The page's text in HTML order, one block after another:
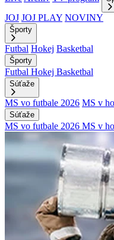
JOJ JOJ PLAY NOVINY
Športy
Futbal Hokej Basketbal
Športy
Futbal Hokej Basketbal
Súťaže
MS vo futbale 2026 MS v
Súťaže
MS vo futbale 2026 MS v